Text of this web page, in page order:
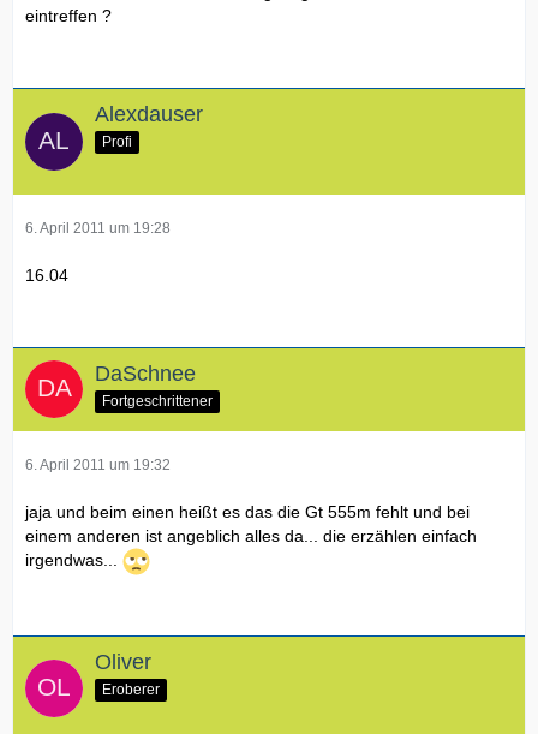
eintreffen ?
Alexdauser
Profi
6. April 2011 um 19:28
16.04
DaSchnee
Fortgeschrittener
6. April 2011 um 19:32
jaja und beim einen heißt es das die Gt 555m fehlt und bei
einem anderen ist angeblich alles da... die erzählen einfach
irgendwas...
Oliver
Eroberer